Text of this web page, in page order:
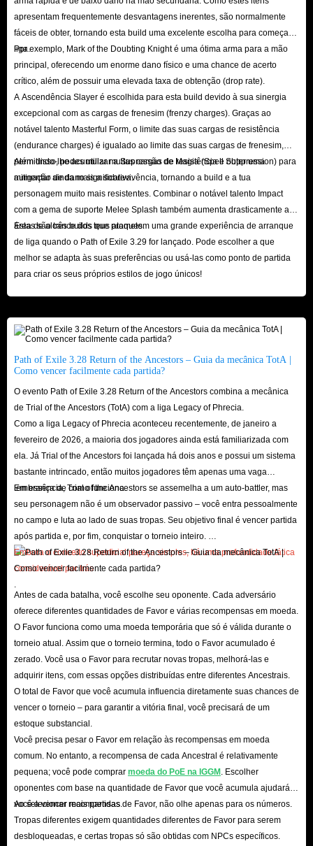
reservas substanciais de moeda são fundamentais para conquistar as
profundezas dos mares. Acumule moedas de PoE 3.29 agora mesmo para
obter uma enorme vantagem assim que entrar em *Curse of the Allflame* e
criar a sua build definitiva!
Perguntas frequentes sobre a compra de moeda do
Path of Exile na IGGM
P: Que descontos estão disponíveis na compra de moeda?
R: Para garantir que todos os clientes podem comprar moeda do Path of
Exile ao preço mais baixo, não só garantimos que a moeda à venda está
sempre ao preço mais baixo do mercado, como também oferecemos vários
métodos de pagamento preferenciais para que possa obter mais moeda por
menos dinheiro ao comprar.
Sorteios de moedas no Discord da IGGM: Sim, para agradecer aos
Basta estar atento e participar para ter a hipótese de ganhar várias
Descontos VIP: Se quiser usufruir de descontos extra em todos os seus
pedidos de moeda do Path of Exile, torne-se um membro VIP! Basta
registar-se como novo utilizador da IGGM e passará a ser o nosso
utilizador de Nível 1. À medida que os seus gastos aumentarem, poderá
subir para o Nível 5 e usufruir de descontos até 5%.
Códigos de desconto: Oferecemos códigos de desconto exclusivos
durante quase todas as atualizações de ligas do Path of Exile,
permitindo-lhe usufruir de benefícios extra durante a expansão. Durante
a Liga dos Guardiões da Chama, pode obter um desconto de 8% na
compra de moedas do POE na IGGM utilizando o código de cupão
“Keepers”. Não perca nenhuma grande oportunidade de poupar!
comprar aqui 20 Orbes Divinas, receberá 1 Orbe Divina extra,
totalizando 21 Orbes Divinas. Paga o mesmo preço, mas recebe mais
moedas do que noutras lojas — é uma ótima oferta!
Descontos nas festas: Além disso, durante as principais festas, como o
Halloween, o Natal e o Ano Novo, também oferecemos outros códigos
de desconto disponíveis, permitindo-lhe comprar moeda do Path of
Exile a preços ainda mais baixos.
Programa de Afiliados: Também pode participar no Programa de
Afiliados da IGGM para atrair mais clientes e ganhar comissões extra
através da promoção eficaz do nosso website e dos produtos Path of
Exile. Pode optar por levantar estas comissões diretamente ou trocá-las
por uma quantia equivalente em moeda do Path of Exile para continuar
apresentam frequentemente desvantagens inerentes, são normalmente
fáceis de obter, tornando esta build uma excelente escolha para começar a
liga.
Por exemplo, Mark of the Doubting Knight é uma ótima arma para a mão
principal, oferecendo um enorme dano físico e uma chance de acerto
crítico, além de possuir uma elevada taxa de obtenção (drop rate).
A Ascendência Slayer é escolhida para esta build devido à sua sinergia
excepcional com as cargas de frenesim (frenzy charges). Graças ao
notável talento Masterful Form, o limite das suas cargas de resistência
(endurance charges) é igualado ao limite das suas cargas de frenesim,
permitindo-lhe acumular muitas cargas de resistência e obter uma
mitigação de dano significativa.
Além disso, podes utilizar a Supressão de Magia (Spell Suppression) para
aumentar ainda mais a sobrevivência, tornando a build e a tua
personagem muito mais resistentes. Combinar o notável talento Impact
com a gema de suporte Melee Splash também aumenta drasticamente a
área de alcance dos teus ataques.
Estas são três builds que prometem uma grande experiência de arranque
de liga quando o Path of Exile 3.29 for lançado. Pode escolher a que
melhor se adapta às suas preferências ou usá-las como ponto de partida
para criar os seus próprios estilos de jogo únicos!
Path of Exile 3.28 Return of the Ancestors – Guia da mecânica TotA |
Como vencer facilmente cada partida?
O evento Path of Exile 3.28 Return of the Ancestors combina a mecânica
de Trial of the Ancestors (TotA) com a liga Legacy of Phrecia.
Como a liga Legacy of Phrecia aconteceu recentemente, de janeiro a
fevereiro de 2026, a maioria dos jogadores ainda está familiarizada com
ela. Já Trial of the Ancestors foi lançada há dois anos e possui um sistema
bastante intrincado, então muitos jogadores têm apenas uma vaga
lembrança de como funciona.
Em essência, Trial of the Ancestors se assemelha a um auto-battler, mas
seu personagem não é um observador passivo – você entra pessoalmente
no campo e luta ao lado de suas tropas. Seu objetivo final é vencer partida
após partida e, por fim, conquistar o torneio inteiro.
Embora o conceito superficial pareça simples, há uma profundidade tática
considerável por trás
Antes de cada batalha, você escolhe seu oponente. Cada adversário
oferece diferentes quantidades de Favor e várias recompensas em moeda.
O Favor funciona como uma moeda temporária que só é válida durante o
torneio atual. Assim que o torneio termina, todo o Favor acumulado é
zerado. Você usa o Favor para recrutar novas tropas, melhorá-las e
adquirir itens, com essas opções distribuídas entre diferentes Ancestrais.
O total de Favor que você acumula influencia diretamente suas chances de
vencer o torneio – para garantir a vitória final, você precisará de um
estoque substancial.
Você precisa pesar o Favor em relação às recompensas em moeda
comum. No entanto, a recompensa de cada Ancestral é relativamente
pequena; você pode comprar moeda do PoE na IGGM . Escolher
oponentes com base na quantidade de Favor que você acumula ajudará
você a vencer mais partidas.
Ao selecionar recompensas de Favor, não olhe apenas para os números.
Tropas diferentes exigem quantidades diferentes de Favor para serem
desbloqueadas, e certas tropas só são obtidas com NPCs específicos.